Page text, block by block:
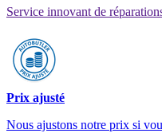
Service innovant de
Prix ajusté
Nous ajustons notre prix si